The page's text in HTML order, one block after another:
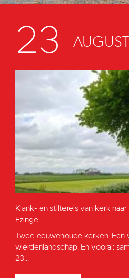
23
Klank- en stiltereis van kerk
Ezinge
Twee eeuwenoude kerken. Een
wierdenlandschap. En vooral:
23...